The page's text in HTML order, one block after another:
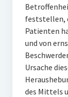
feststellen,
Patienten
und von
Ursache
des Mittels